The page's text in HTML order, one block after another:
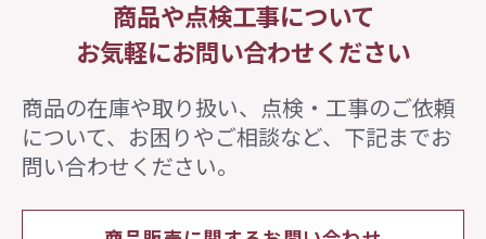
商品や点検工事について
お気軽にお問い合わせください
商品の在庫や取り扱い、点検・工事のご依頼
について、 お困りやご相談など、下記までお
問い合わせください。